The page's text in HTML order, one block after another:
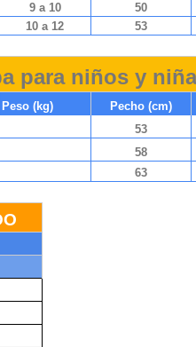
9 a 10
50
10 a 12 53
para niños y
Peso (kg)
Pecho (cm)
53
58
63